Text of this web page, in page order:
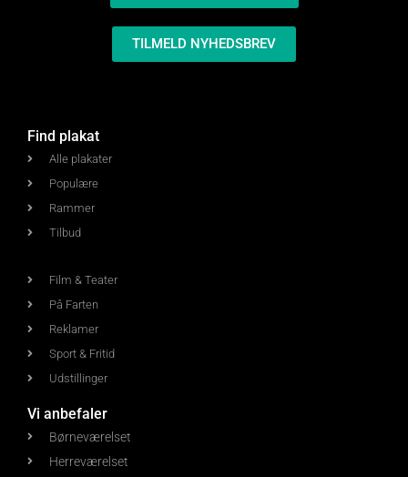
TILMELD NYHEDSBREV
Find plakat
Alle plakater
Populære
Rammer
Tilbud
Film & Teater
På Farten
Reklamer
Sport & Fritid
Udstillinger
Vi anbefaler
Børneværelset
Herreværelset